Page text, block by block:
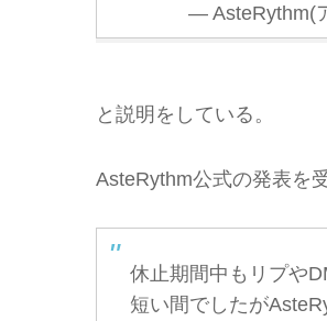
— AsteRythm(
と説明をしている。
AsteRythm公式の発表を
休止期間中もリプや
短い間でしたが